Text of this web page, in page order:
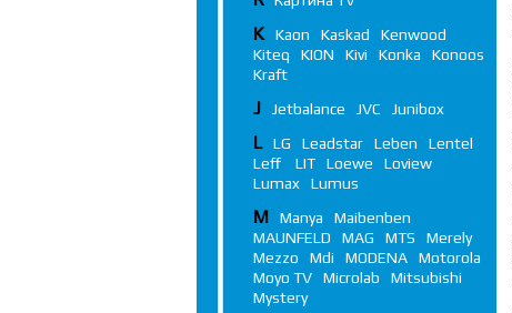
K Kaon Kaskad
Kenwood
Kiteq
KION Kivi Konka
Konoos
Kraft
J Jetbalance JVC Junibox
L LG Leadstar Leben
Lentel
Leff
LIT Loewe
Loview
Lumax
Lumus
M Manya
Maibenben
MAUNFELD
MAG MTS
Merely
Mezzo
Mdi MODENA
Motorola
Moyo TV
Microlab
Mitsubishi
Mystery